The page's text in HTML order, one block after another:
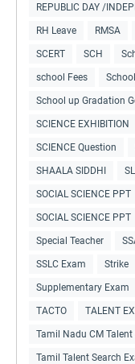
REPUBLIC DAY /
RH Leave RMSA
SCERT SCH
school Fees
School up Gradation
SCIENCE EXHIBITION
SCIENCE Question
SHAALA SIDDHI
SOCIAL SCIENCE PPT
SOCIAL SCIENCE PPT
Special Teacher
SSLC Exam Strike
Supplementary Exam
TACTO TALENT
Tamil Nadu CM
Tamil Talent Search